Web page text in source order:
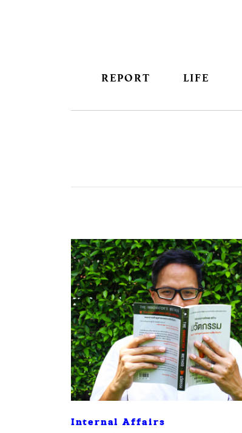
REPORT LIFE
Internal Affairs